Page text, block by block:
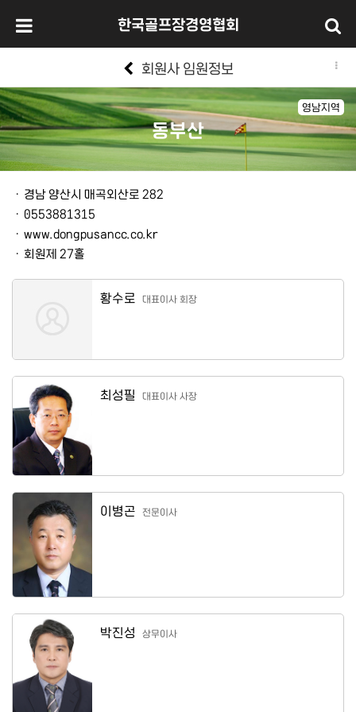
한국골프장경영협회
회원사 임원정보
영남지역
동부산
본문
ㆍ 경남 양산시 매곡외산로 282
ㆍ 0553881315
ㆍ www.dongpusancc.co.kr
ㆍ 회원제 27홀
황수로 대표이사 회장
최성필 대표이사 사장
이병곤 전문이사
박진성 상무이사